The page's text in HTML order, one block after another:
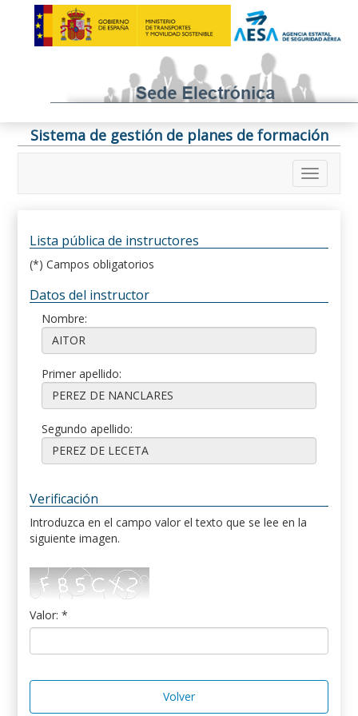
Sistema de gestión de planes de formación
Lista pública de instructores
(*) Campos obligatorios
Datos del instructor
Nombre:
Primer apellido:
Segundo apellido:
Verificación
Introduzca en el campo valor el texto que se lee en la
siguiente imagen.
Valor: *
Volver